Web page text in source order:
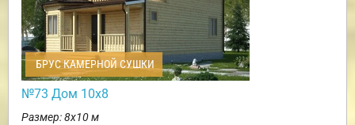
БРУС КАМЕРНОЙ СУШКИ
№73 Дом 10х8
Размер: 8х10 м